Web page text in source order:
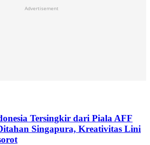
Advertisement
Tersingkir dari Piala AFF
Singapura, Kreativitas Lini